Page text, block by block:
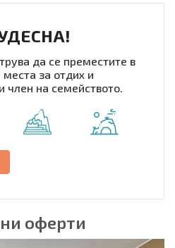
да се преместите в
за отдих и
член на семейството.
оферти